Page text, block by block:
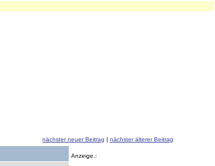
nächster neuer Beitrag | nächster älterer Beitrag
Anzeige.: